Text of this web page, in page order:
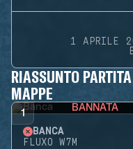
1 APRILE
RIASSUNTO PARTITA
MAPPE
1 BANNATA
BANCA
FLUXO W7M